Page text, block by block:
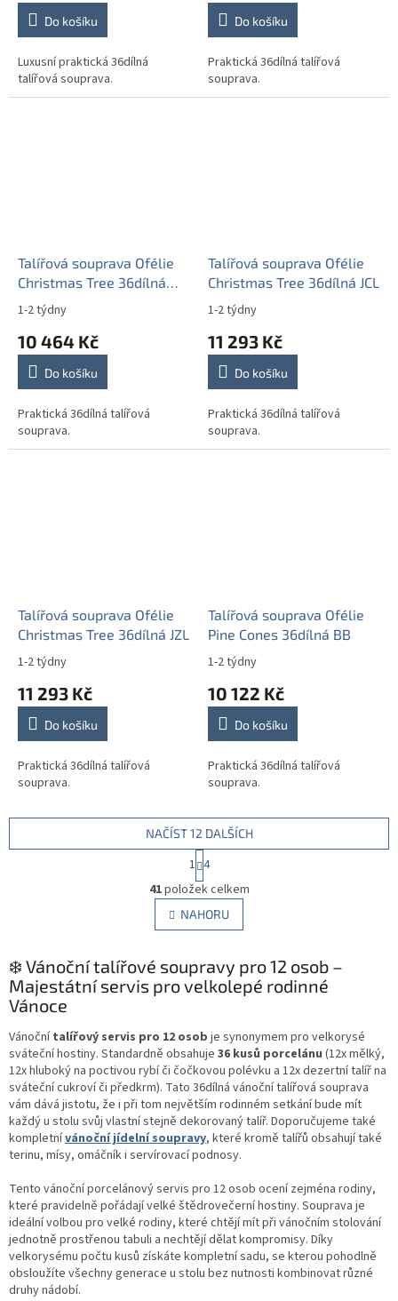
Do košíku
Luxusní praktická 36dílná
talířová souprava.
Do košíku
Praktická 36dílná talířová
souprava.
Talířová souprava Ofélie
Christmas Tree 36dílná
JBB
1-2 týdny
10 464 Kč
Do košíku
Praktická 36dílná talířová
souprava.
Talířová souprava Ofélie
Christmas Tree 36dílná JCL
1-2 týdny
11 293 Kč
Do košíku
Praktická 36dílná talířová
souprava.
Talířová souprava Ofélie
Christmas Tree 36dílná JZL
1-2 týdny
11 293 Kč
Do košíku
Praktická 36dílná talířová
souprava.
Talířová souprava Ofélie
Pine Cones 36dílná BB
1-2 týdny
10 122 Kč
Do košíku
Praktická 36dílná talířová
souprava.
O
v
l
á
a
c
í
r
v
k
y
v
ý
p
i
u
NAČÍST 12 DALŠÍCH
S
t
r
á
n
k
v
á
n
1 4
41položek celkem
NAHORU
❄️ Vánoční talířové soupravy pro 12 osob –
Majestátní servis pro velkolepé rodinné
Vánoce
Vánočnítalířový servis pro 12 osob je synonymem pro velkorysé
sváteční hostiny. Standardně obsahuje 36 kusů porcelánu (12x mělký,
12x hluboký na poctivou rybí či čočkovou polévku a 12x dezertní talíř na
sváteční cukroví či předkrm). Tato 36dílná vánoční talířová souprava
vám dává jistotu, že i při tom největším rodinném setkání bude mít
každý u stolu svůj vlastní stejně dekorovaný talíř. Doporučujeme také
kompletnívánoční jídelní soupravy, které kromě talířů obsahují také
terinu, mísy, omáčník i servírovací podnosy.
Tento vánoční porcelánový servis pro 12 osob ocení zejména rodiny,
které pravidelně pořádají velké štědrovečerní hostiny. Souprava je
ideální volbou pro velké rodiny, které chtějí mít při vánočním stolování
jednotně prostřenou tabuli a nechtějí dělat kompromisy. Díky
velkorysému počtu kusů získáte kompletní sadu, se kterou pohodlně
obsloužíte všechny generace u stolu bez nutnosti kombinovat různé
druhy nádobí.